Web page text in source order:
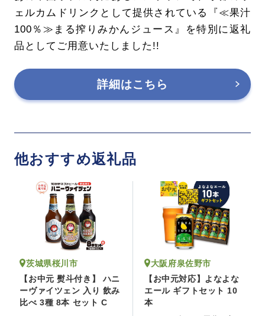
ェルカムドリンクとして提供されている『≪果汁
100％≫まる搾りみかんジュース』を特別に返礼
品としてご用意いたしました!!
詳細はこちら
他おすすめ返礼品
茨城県桜川市
【お中元 熨斗付き】 ハニ
ーヴァイツェン 入り 飲み
比べ 3種 8本 セット C
大阪府泉佐野市
【お中元対応】よなよな
エール ギフトセット 10
本